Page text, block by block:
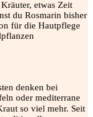
denken bei
oder mediterrane
so viel mehr. Seit